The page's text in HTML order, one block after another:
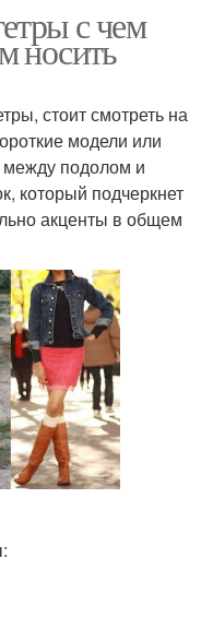
с чем
носить
стоит смотреть на
модели или
между подолом и
который подчеркнет
акценты в общем